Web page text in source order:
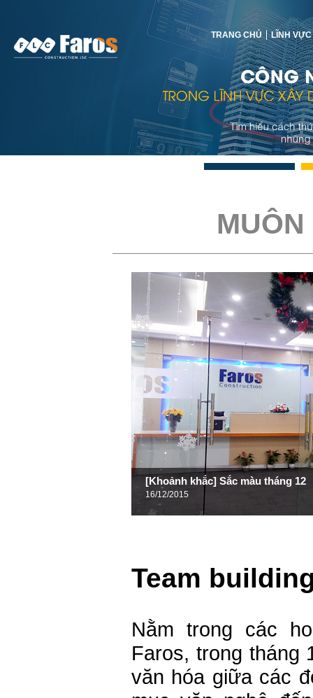
TRANG CHỦ LĨNH
[Khoảnh khắc] Sắc màu tháng 12
16/12/2015
Team
Nằm trong các
Faros, trong tháng
văn hóa giữa các